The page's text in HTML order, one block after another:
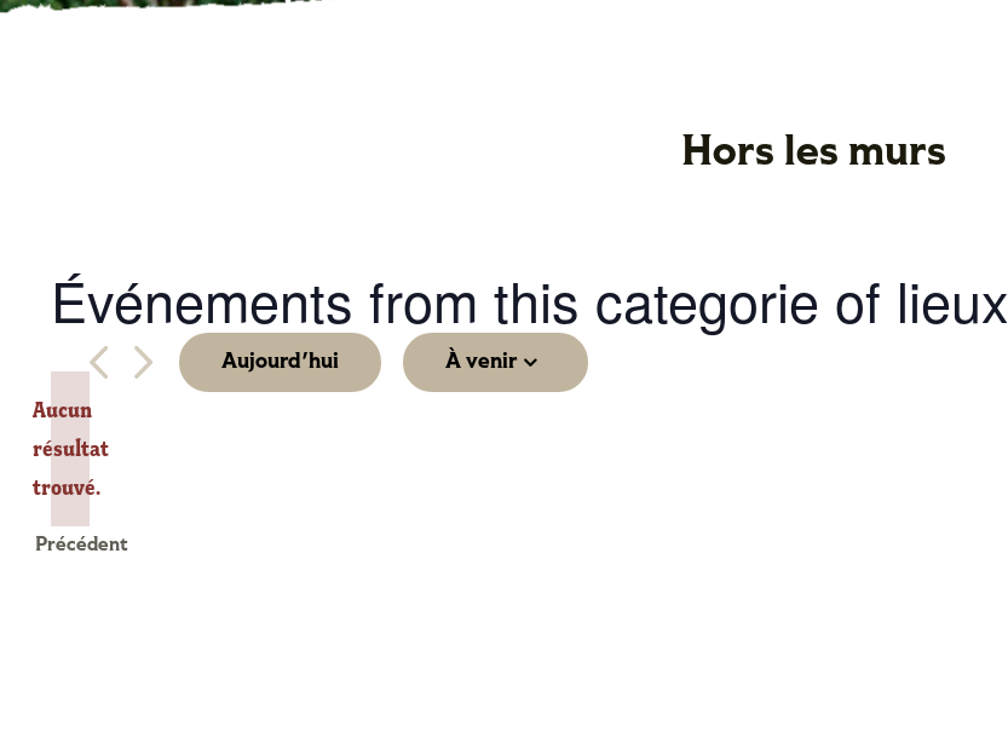
Hors les murs
Événements from this categorie of lieux
Notice
Aucun
résultat
trouvé.
Aujourd'hui À venir
Précédent